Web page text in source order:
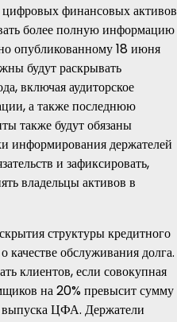
финансовых активов
более полную информацию
опубликованному 18 июня
будут раскрывать
включая аудиторское
а также последнюю
также будут обязаны
информирования держателей
и зафиксировать,
владельцы активов в
структуры кредитного
обслуживания долга.
клиентов, если совокупная
на 20% превысит сумму
выпуска ЦФА. Держатели